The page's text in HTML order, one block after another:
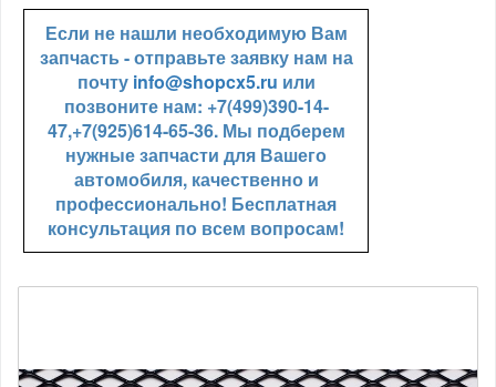
Если не нашли необходимую Вам
запчасть - отправьте заявку нам на
почту info@shopcx5.ru или
позвоните нам: +7(499)390-14-
47,+7(925)614-65-36. Мы подберем
нужные запчасти для Вашего
автомобиля, качественно и
профессионально! Бесплатная
консультация по всем вопросам!